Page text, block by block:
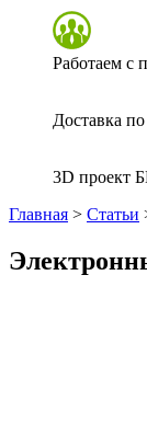
Работаем с
Доставка
3D
Главная > Статьи